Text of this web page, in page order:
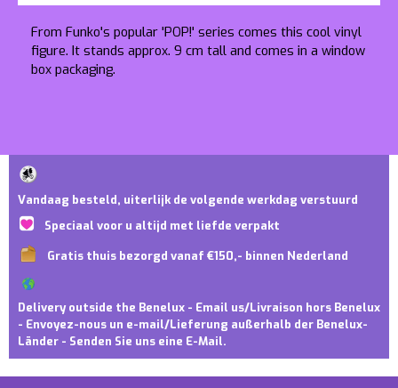
From Funko's popular 'POP!' series comes this cool vinyl
figure. It stands approx. 9 cm tall and comes in a window
box packaging.
Vandaag besteld, uiterlijk de volgende werkdag verstuurd
Speciaal voor u altijd met liefde verpakt
Gratis thuis bezorgd vanaf €150,- binnen Nederland
Delivery outside the Benelux - Email us/Livraison hors Benelux
- Envoyez-nous un e-mail/Lieferung außerhalb der Benelux-
Länder - Senden Sie uns eine E-Mail.